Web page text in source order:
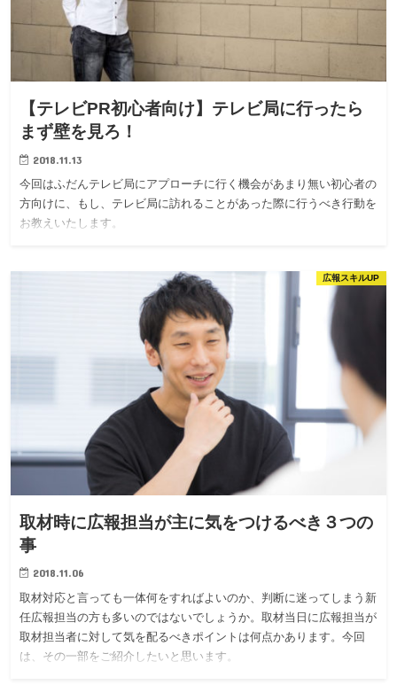
【テレビPR初心者向け】テレビ局に行ったら
まず壁を見ろ！
2018.11.13
今回はふだんテレビ局にアプローチに行く機会があまり無い初心者の
方向けに、もし、テレビ局に訪れることがあった際に行うべき行動を
お教えいたします。
広報スキルUP
取材時に広報担当が主に気をつけるべき３つの
事
2018.11.06
取材対応と言っても一体何をすればよいのか、判断に迷ってしまう新
任広報担当の方も多いのではないでしょうか。取材当日に広報担当が
取材担当者に対して気を配るべきポイントは何点かあります。今回
は、その一部をご紹介したいと思います。